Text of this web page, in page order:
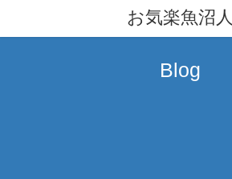
テ
ゲ
お気楽魚沼人
Blog